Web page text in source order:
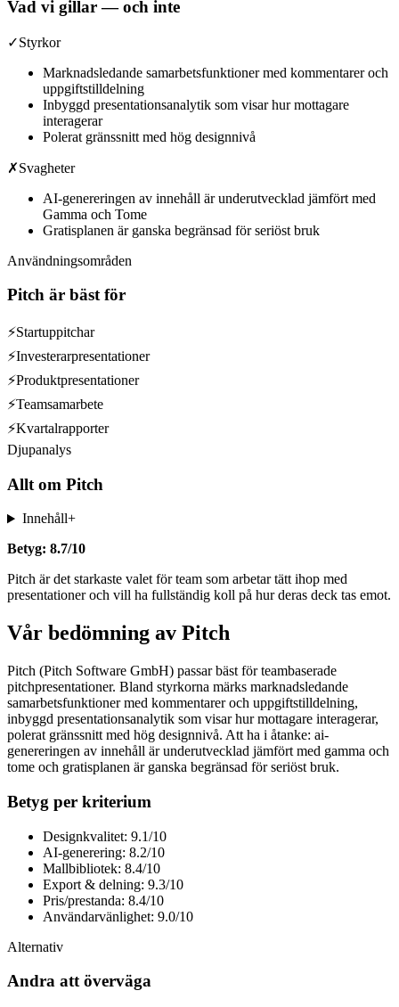
Vad vi gillar — och inte
✓Styrkor
Marknadsledande samarbetsfunktioner med kommentarer och
uppgiftstilldelning
Inbyggd presentationsanalytik som visar hur mottagare
interagerar
Polerat gränssnitt med hög designnivå
✗Svagheter
AI-genereringen av innehåll är underutvecklad jämfört med
Gamma och Tome
Gratisplanen är ganska begränsad för seriöst bruk
Användningsområden
Pitch är bäst för
⚡Startuppitchar
⚡Investerarpresentationer
⚡Produktpresentationer
⚡Teamsamarbete
⚡Kvartalrapporter
Djupanalys
Allt om Pitch
Innehåll+
Betyg: 8.7/10
Pitch är det starkaste valet för team som arbetar tätt ihop med
presentationer och vill ha fullständig koll på hur deras deck tas emot.
Vår bedömning av Pitch
Pitch (Pitch Software GmbH) passar bäst för teambaserade
pitchpresentationer. Bland styrkorna märks marknadsledande
samarbetsfunktioner med kommentarer och uppgiftstilldelning,
inbyggd presentationsanalytik som visar hur mottagare interagerar,
polerat gränssnitt med hög designnivå. Att ha i åtanke: ai-
genereringen av innehåll är underutvecklad jämfört med gamma och
tome och gratisplanen är ganska begränsad för seriöst bruk.
Betyg per kriterium
Designkvalitet: 9.1/10
AI-generering: 8.2/10
Mallbibliotek: 8.4/10
Export & delning: 9.3/10
Pris/prestanda: 8.4/10
Användarvänlighet: 9.0/10
Alternativ
Andra att överväga